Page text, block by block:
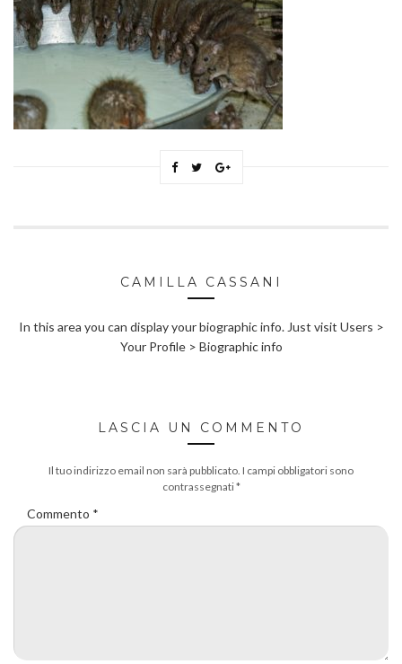
CAMILLA CASSANI
In this area you can display your biographic info. Just visit Users >
Your Profile > Biographic info
LASCIA UN COMMENTO
Il tuo indirizzo email non sarà pubblicato. I campi obbligatori sono
contrassegnati*
Commento *